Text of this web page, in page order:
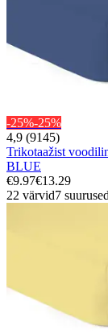
-25%-25%
4,9 (9145)
Trikotaažist
BLUE
€9.97€13.29
22 värvid7 suurused